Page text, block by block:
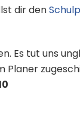
dir den
Es tut uns
Planer